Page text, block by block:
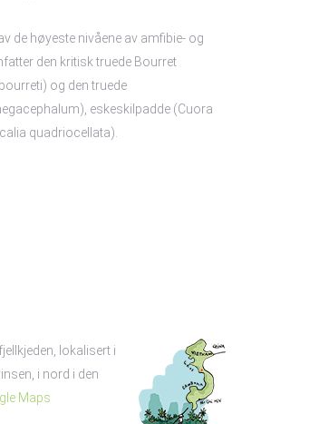
de høyeste nivåene av amfibie- og
den kritisk truede Bourret
og den truede
eskeskilpadde (Cuora
quadriocellata).
lokalisert i
i nord i den
Maps